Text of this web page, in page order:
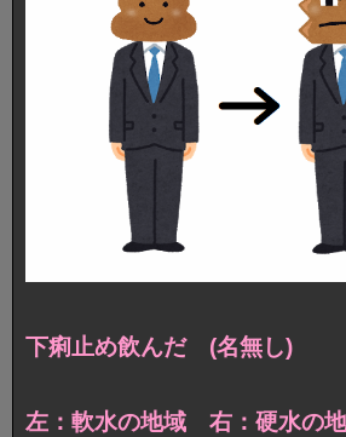
下痢止め飲んだ (名無し)
左：軟水の地域 右：硬水の